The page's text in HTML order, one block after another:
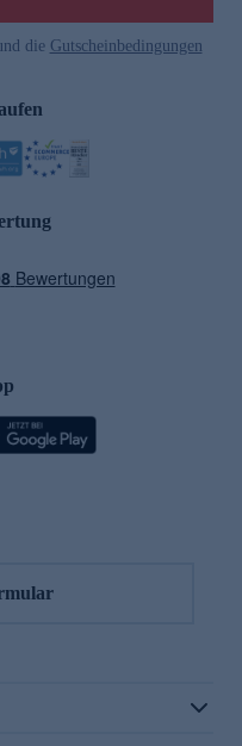
die Gutscheinbedingungen